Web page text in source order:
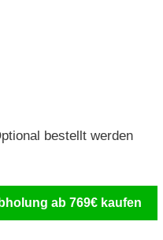
bestellt werden
ab 769€ kaufen